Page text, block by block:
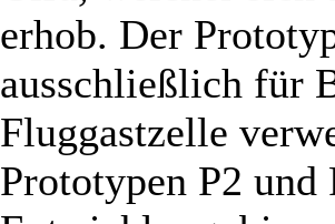
erhob. Der
ausschließlich für
Fluggastzelle
Prototypen P2